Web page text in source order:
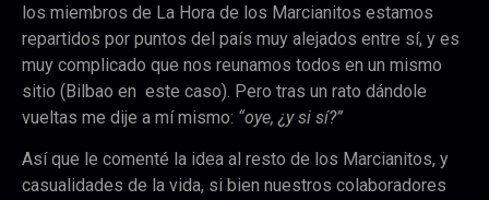
los miembros de La Hora de los Marcianitos estamos
repartidos por puntos del país muy alejados entre sí, y es
muy complicado que nos reunamos todos en un mismo
sitio (Bilbao en este caso). Pero tras un rato dándole
vueltas me dije a mí mismo: “oye, ¿y si sí?”
Así que le comenté la idea al resto de los Marcianitos, y
casualidades de la vida, si bien nuestros colaboradores